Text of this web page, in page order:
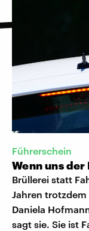
Führerschein
Wenn uns
Brüllerei statt
Jahren
Daniela
sagt sie. Sie ist